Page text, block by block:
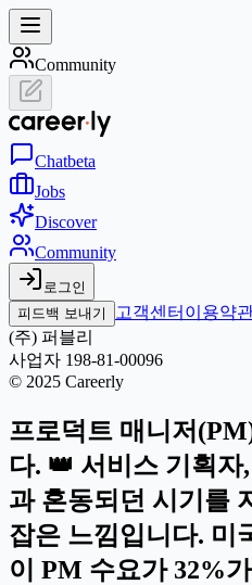
Community
Chatbeta
Jobs
Discover
Community
로그인
피드백 보내기
고객센터 이용약
(주) 퍼블리
사업자 198-81-00096
© 2025 Careerly
프로덕트 매니저
다. 👑 서비스 기획
과 혼동되던 시기를
잡은 느낌입니다. 미
이 PM 수요가 32%